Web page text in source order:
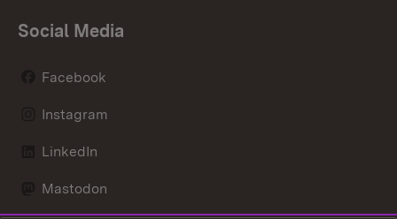
Social Media
Facebook
Instagram
LinkedIn
Mastodon